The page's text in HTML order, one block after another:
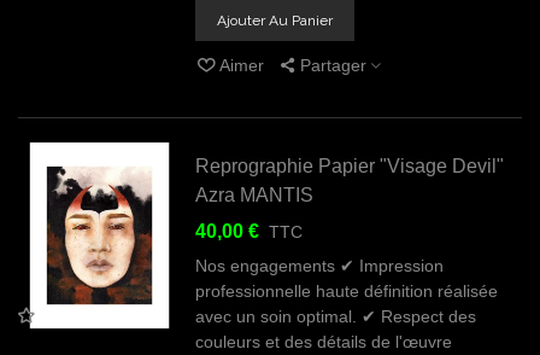
Ajouter Au Panier
Aimer Partager
Reprographie Papier "Visage Devil"
Azra MANTIS
40,00 € TTC
Nos engagements ✔ Impression
professionnelle haute définition réalisée
avec un soin optimal. ✔ Respect des
couleurs et des détails de l'œuvre